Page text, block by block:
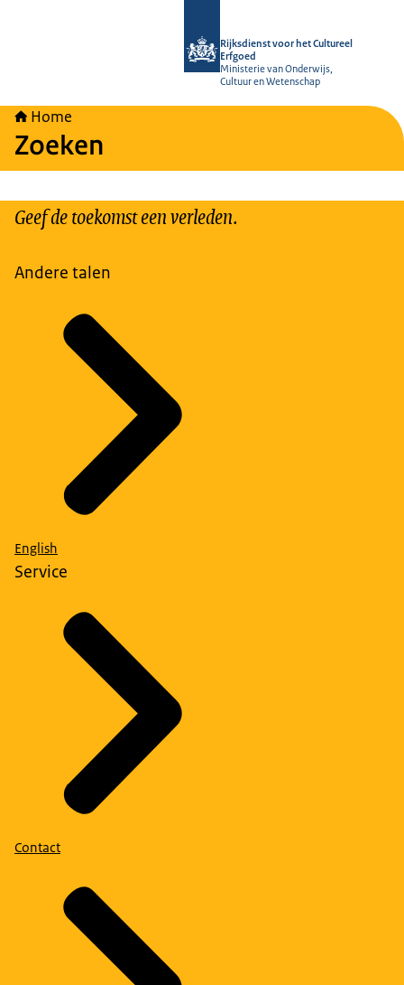
Rijksdienst voor het Cultureel
Erfgoed
Ministerie van Onderwijs,
Cultuur en Wetenschap
Home
Zoeken
Geef de toekomst een verleden.
Andere talen
English
Service
Contact